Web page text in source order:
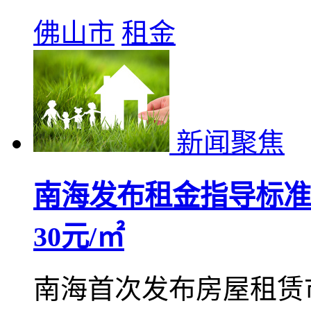
佛山市 租金
新闻聚焦
南海发布租金指导标
30元/㎡
南海首次发布房屋租